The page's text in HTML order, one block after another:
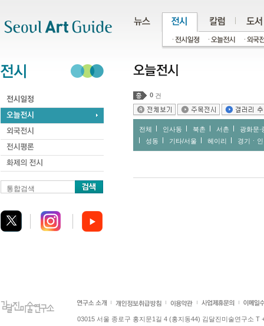
통합검색
0 건
전체 인사동 북촌 서촌
광화문∙
성동
기타/서울 헤이리 경기ㆍ
03015 서울 종로구 홍지문1길 4 (홍지동44) 김달진미술연구소 T